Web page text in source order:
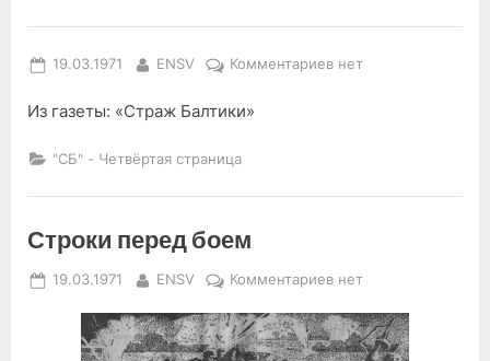
Posted
19.03.1971 By
ENSV Комментариевкнет
Из газеты: «Страж Балтики»
"СБ" - Четвёртая страница
Строки перед боем
Posted
19.03.1971 By
ENSV Комментариевк
Строки
перед
нет